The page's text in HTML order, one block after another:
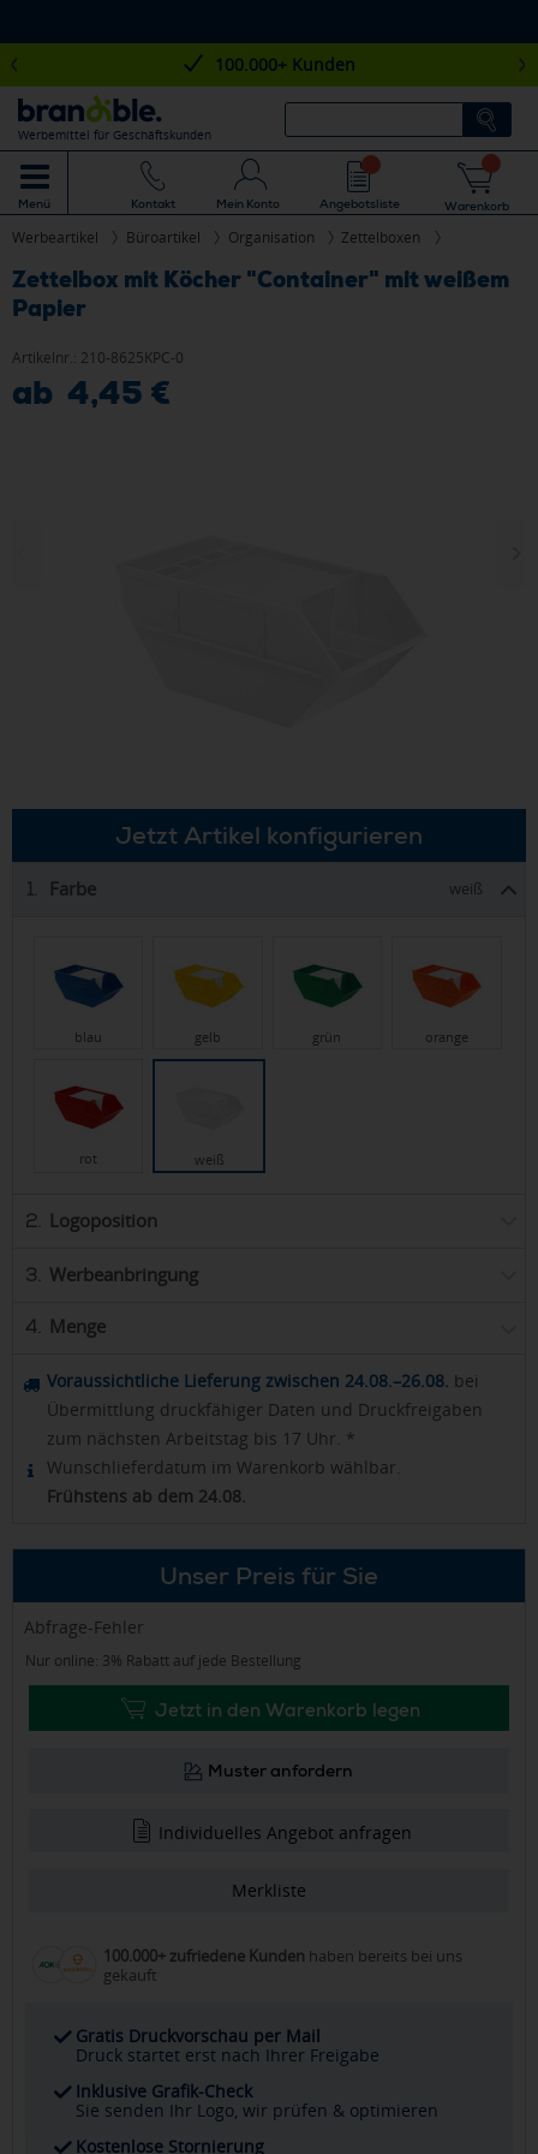
100.000+ Kunden
Werbemittel für Geschäftskunden
Menü Kontakt Mein Konto Angebotsliste Warenkorb
Werbeartikel Büroartikel Organisation Zettelboxen
Zettelbox mit Köcher "Container" mit weißem
Papier
Artikelnr.: 210-8625KPC-0
ab 4,45 €
Jetzt Artikel konfigurieren
1. Farbe weiß
blau gelb grün orange
rot weiß
2. Logoposition
3. Werbeanbringung
4. Menge
Voraussichtliche Lieferung zwischen 24.08.–26.08. bei
Übermittlung druckfähiger Daten und Druckfreigaben
zum nächsten Arbeitstag bis 17 Uhr. *
Wunschlieferdatum im Warenkorb wählbar.
Frühstens ab dem 24.08.
Unser Preis für Sie
Abfrage-Fehler
Nur online: 3% Rabatt auf jede Bestellung
Jetzt in den Warenkorb legen
Muster anfordern
Individuelles Angebot anfragen
Merkliste
100.000+ zufriedene Kunden haben bereits bei uns
gekauft
Gratis Druckvorschau per Mail
Druck startet erst nach Ihrer Freigabe
Inklusive Grafik-Check
Sie senden Ihr Logo, wir prüfen & optimieren
Kostenlose Stornierung